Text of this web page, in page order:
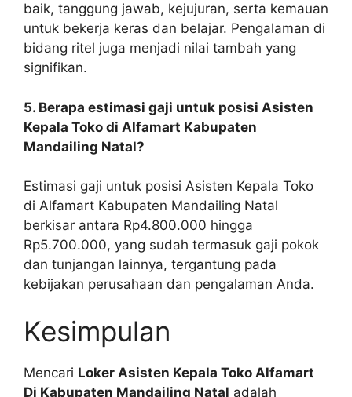
baik, tanggung jawab, kejujuran, serta kemauan
untuk bekerja keras dan belajar. Pengalaman di
bidang ritel juga menjadi nilai tambah yang
signifikan.
5. Berapa estimasi gaji untuk posisi Asisten
Kepala Toko di Alfamart Kabupaten
Mandailing Natal?
Estimasi gaji untuk posisi Asisten Kepala Toko
di Alfamart Kabupaten Mandailing Natal
berkisar antara Rp4.800.000 hingga
Rp5.700.000, yang sudah termasuk gaji pokok
dan tunjangan lainnya, tergantung pada
kebijakan perusahaan dan pengalaman Anda.
Kesimpulan
Mencari Loker Asisten Kepala Toko Alfamart
Di Kabupaten Mandailing Natal adalah